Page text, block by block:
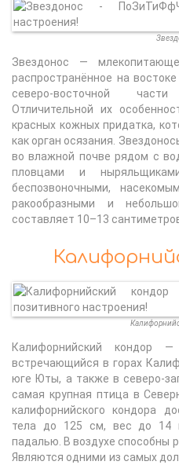
Звездонос —
распространённое на
северо-восточной
Отличительной их
красных кожных придатка,
как орган осязания.
во влажной почве рядом с
пловцами и
беспозвоночными,
ракообразными и
составляет 10–13
Калифорнийский кондор
встречающийся в горах
юге Юты, а также в северо-
самая крупная птица в
калифорнийского кондора
тела до 125 см, вес до 14
падалью. В воздухе способны
Являются одними из самых